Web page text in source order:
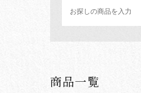
商品一覧